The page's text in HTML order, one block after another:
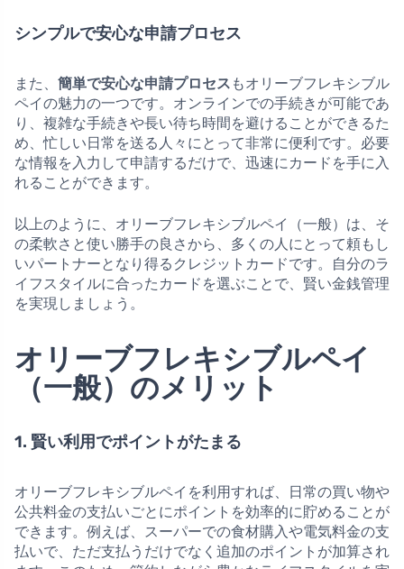
シンプルで安心な申請プロセス
また、 簡単で安心な申請プロセス もオリーブフレキシブル
ペイの魅力の一つです。オンラインでの手続きが可能であ
り、複雑な手続きや長い待ち時間を避けることができるた
め、忙しい日常を送る人々にとって非常に便利です。必要
な情報を入力して申請するだけで、迅速にカードを手に入
れることができます。
以上のように、オリーブフレキシブルペイ（一般）は、そ
の柔軟さと使い勝手の良さから、多くの人にとって頼もし
いパートナーとなり得るクレジットカードです。自分のラ
イフスタイルに合ったカードを選ぶことで、賢い金銭管理
を実現しましょう。
オリーブフレキシブルペイ
（一般）のメリット
1. 賢い利用でポイントがたまる
オリーブフレキシブルペイを利用すれば、日常の買い物や
公共料金の支払いごとにポイントを効率的に貯めることが
できます。例えば、スーパーでの食材購入や電気料金の支
払いで、ただ支払うだけでなく追加のポイントが加算され